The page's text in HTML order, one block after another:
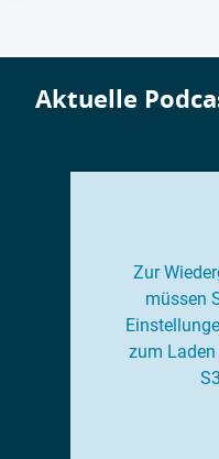
Aktuelle
Zur
müssen
zum Laden